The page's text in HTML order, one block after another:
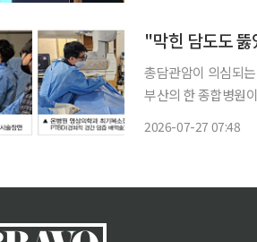
"막힌 담도도
총담관암이 의심되
부산의 한 종합병원
2026-07-27 07:48